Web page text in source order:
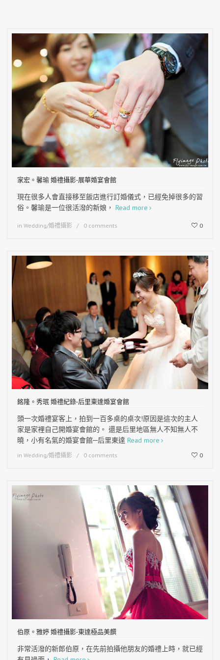
家宏。馨瑜 婚禮攝影-展華婚宴會館
現在很多人會直接移至飯店進行訂婚儀式，已經免掉很多的習
俗。馨瑜是一位很活潑的新娘， Read more
in Wedding/婚禮攝影 0 comments 0
銘隆。秀珉 婚禮紀錄-后里東達婚宴會館
頭一次婚禮宴客上，拍到一百多桌的桌次!原因是這次的主人
家是家裡自己開婚宴會館的。 還是后里地區無人不知無人不
曉，小有名氣的婚宴會館─后里東達 Read more
in Wedding/婚禮攝影 0 comments 0
伯原。雅婷 婚禮攝影-東達極品美饌
非常活潑的新郎伯原，在先前拍攝他朋友的婚禮上時，就已經